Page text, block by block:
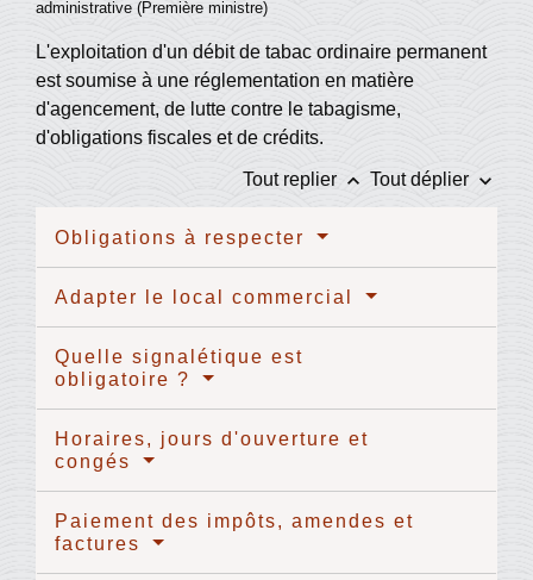
administrative (Première ministre)
L'exploitation d'un débit de tabac ordinaire permanent
est soumise à une réglementation en matière
d'agencement, de lutte contre le tabagisme,
d'obligations fiscales et de crédits.
Tout replier keyboard_arrow_up Tout déplier keyboard_arrow_down
Obligations à respecter
Adapter le local commercial
Quelle signalétique est
obligatoire ?
Horaires, jours d'ouverture et
congés
Paiement des impôts, amendes et
factures